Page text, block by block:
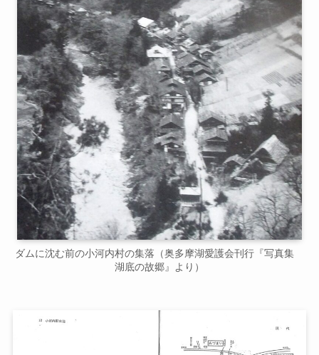
ダムに沈む前の小河内村の集落（奥多摩湖愛護会刊行『写真集
湖底の故郷』より）